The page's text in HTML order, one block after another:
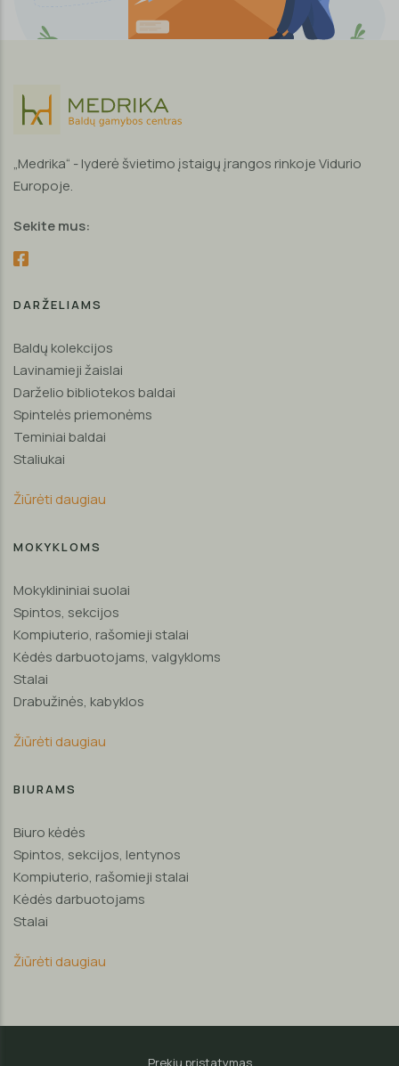
„Medrika“ - lyderė švietimo įstaigų įrangos rinkoje Vidurio
Europoje.
Sekite mus:
DARŽELIAMS
Baldų kolekcijos
Lavinamieji žaislai
Darželio bibliotekos baldai
Spintelės priemonėms
Teminiai baldai
Staliukai
Žiūrėti daugiau
MOKYKLOMS
Mokyklininiai suolai
Spintos, sekcijos
Kompiuterio, rašomieji stalai
Kėdės darbuotojams, valgykloms
Stalai
Drabužinės, kabyklos
Žiūrėti daugiau
BIURAMS
Biuro kėdės
Spintos, sekcijos, lentynos
Kompiuterio, rašomieji stalai
Kėdės darbuotojams
Stalai
Žiūrėti daugiau
Prekių pristatymas